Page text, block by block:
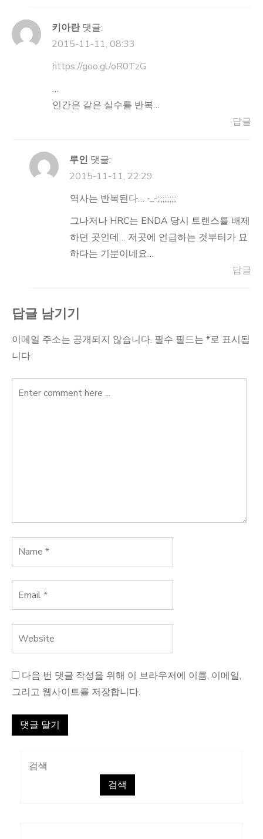
키아란 댓글:
2015-11-11, 08:33
https://goo.gl/oR0TzG
…
인간은 같은 실수를 반복…
답글
루인 댓글:
2015-11-11, 22:29
역사는 반복된다… -_-;;;;;;;;;;;
그나저나 HRC는 ENDA 당시 트랜스를 배제
하던 곳인데… 저곳에 언급하는 것부터가 묘
하다는 기분이네요…
답글
답글 남기기
이메일 주소는 공개되지 않습니다. 필수 필드는 *로 표시됩
니다
다음 번 댓글 작성을 위해 이 브라우저에 이름, 이메일,
그리고 웹사이트를 저장합니다.
검색
검색